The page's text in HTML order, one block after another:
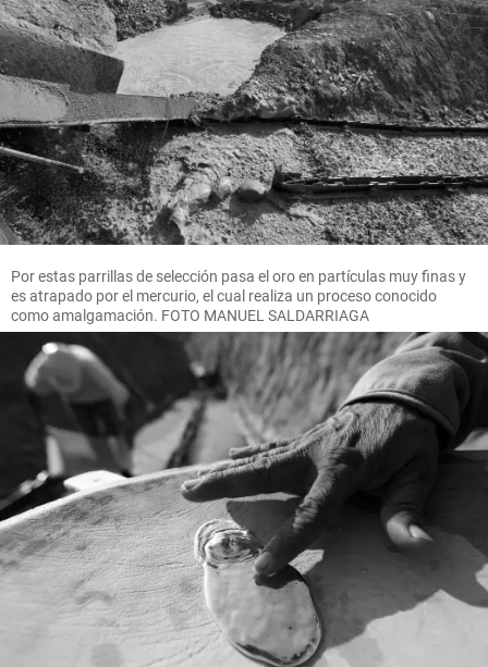
Por estas parrillas de selección pasa el oro en partículas muy finas y
es atrapado por el mercurio, el cual realiza un proceso conocido
como amalgamación. FOTO MANUEL SALDARRIAGA